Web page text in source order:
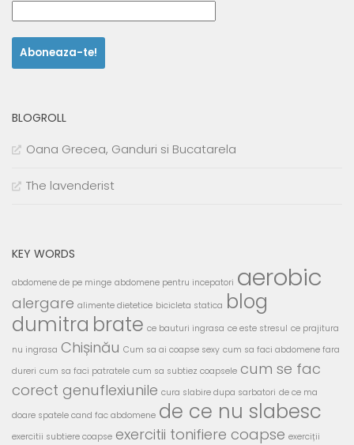
BLOGROLL
Oana Grecea, Ganduri si Bucatarela
The lavenderist
KEY WORDS
abdomene de pe minge abdomene pentru incepatori aerobic
alergare alimente dietetice bicicleta statica blog
dumitra brate ce bauturi ingrasa ce este stresul ce prajitura
nu ingrasa Chișinău Cum sa ai coapse sexy cum sa faci abdomene fara
dureri cum sa faci patratele cum sa subtiez coapsele cum se fac
corect genuflexiunile cura slabire dupa sarbatori de ce ma
doare spatele cand fac abdomene de ce nu slabesc
exercitii subtiere coapse exercitii tonifiere coapse exerciții